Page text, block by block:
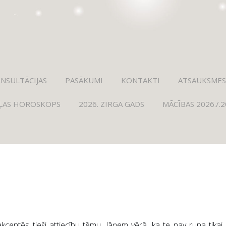
PASĀKUMI KONTAKTI ATSAUKSMES
HOROSKOPS 2026. ZIRGA GADS MĀCĪBAS 2026./